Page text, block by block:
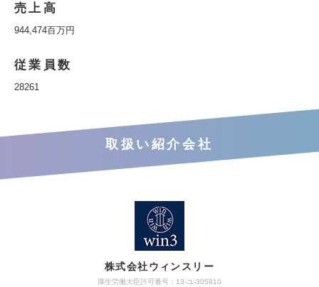
売上高
944,474百万円
従業員数
28261
取扱い紹介会社
株式会社ウィンスリー
厚生労働大臣許可番号：13-ユ-305810